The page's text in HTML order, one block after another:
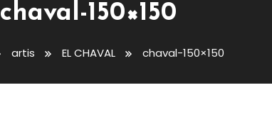
chaval-150×150
artis EL CHAVAL chaval-150×150